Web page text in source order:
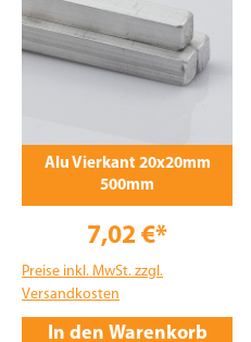
Alu Vierkant 20x20mm
500mm
7,02 €*
Preise inkl. MwSt. zzgl.
Versandkosten
In den Warenkorb